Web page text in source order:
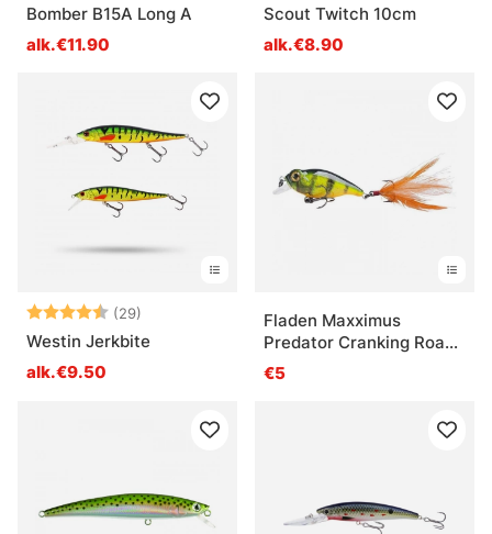
Bomber B15A Long A
alk.€11.90
Scout Twitch 10cm
alk.€8.90
Arvio: (29)
4.2 5:sta tähdestä
Westin Jerkbite
alk.€9.50
Fladen Maxximus
Predator Cranking Roach
50mm
€5